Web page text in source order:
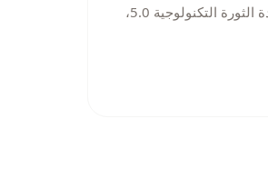
تطمح DoDocs Matchpoint إلى تحويل الصناعة وقيادة الثورة التكنولوجية 5.0،